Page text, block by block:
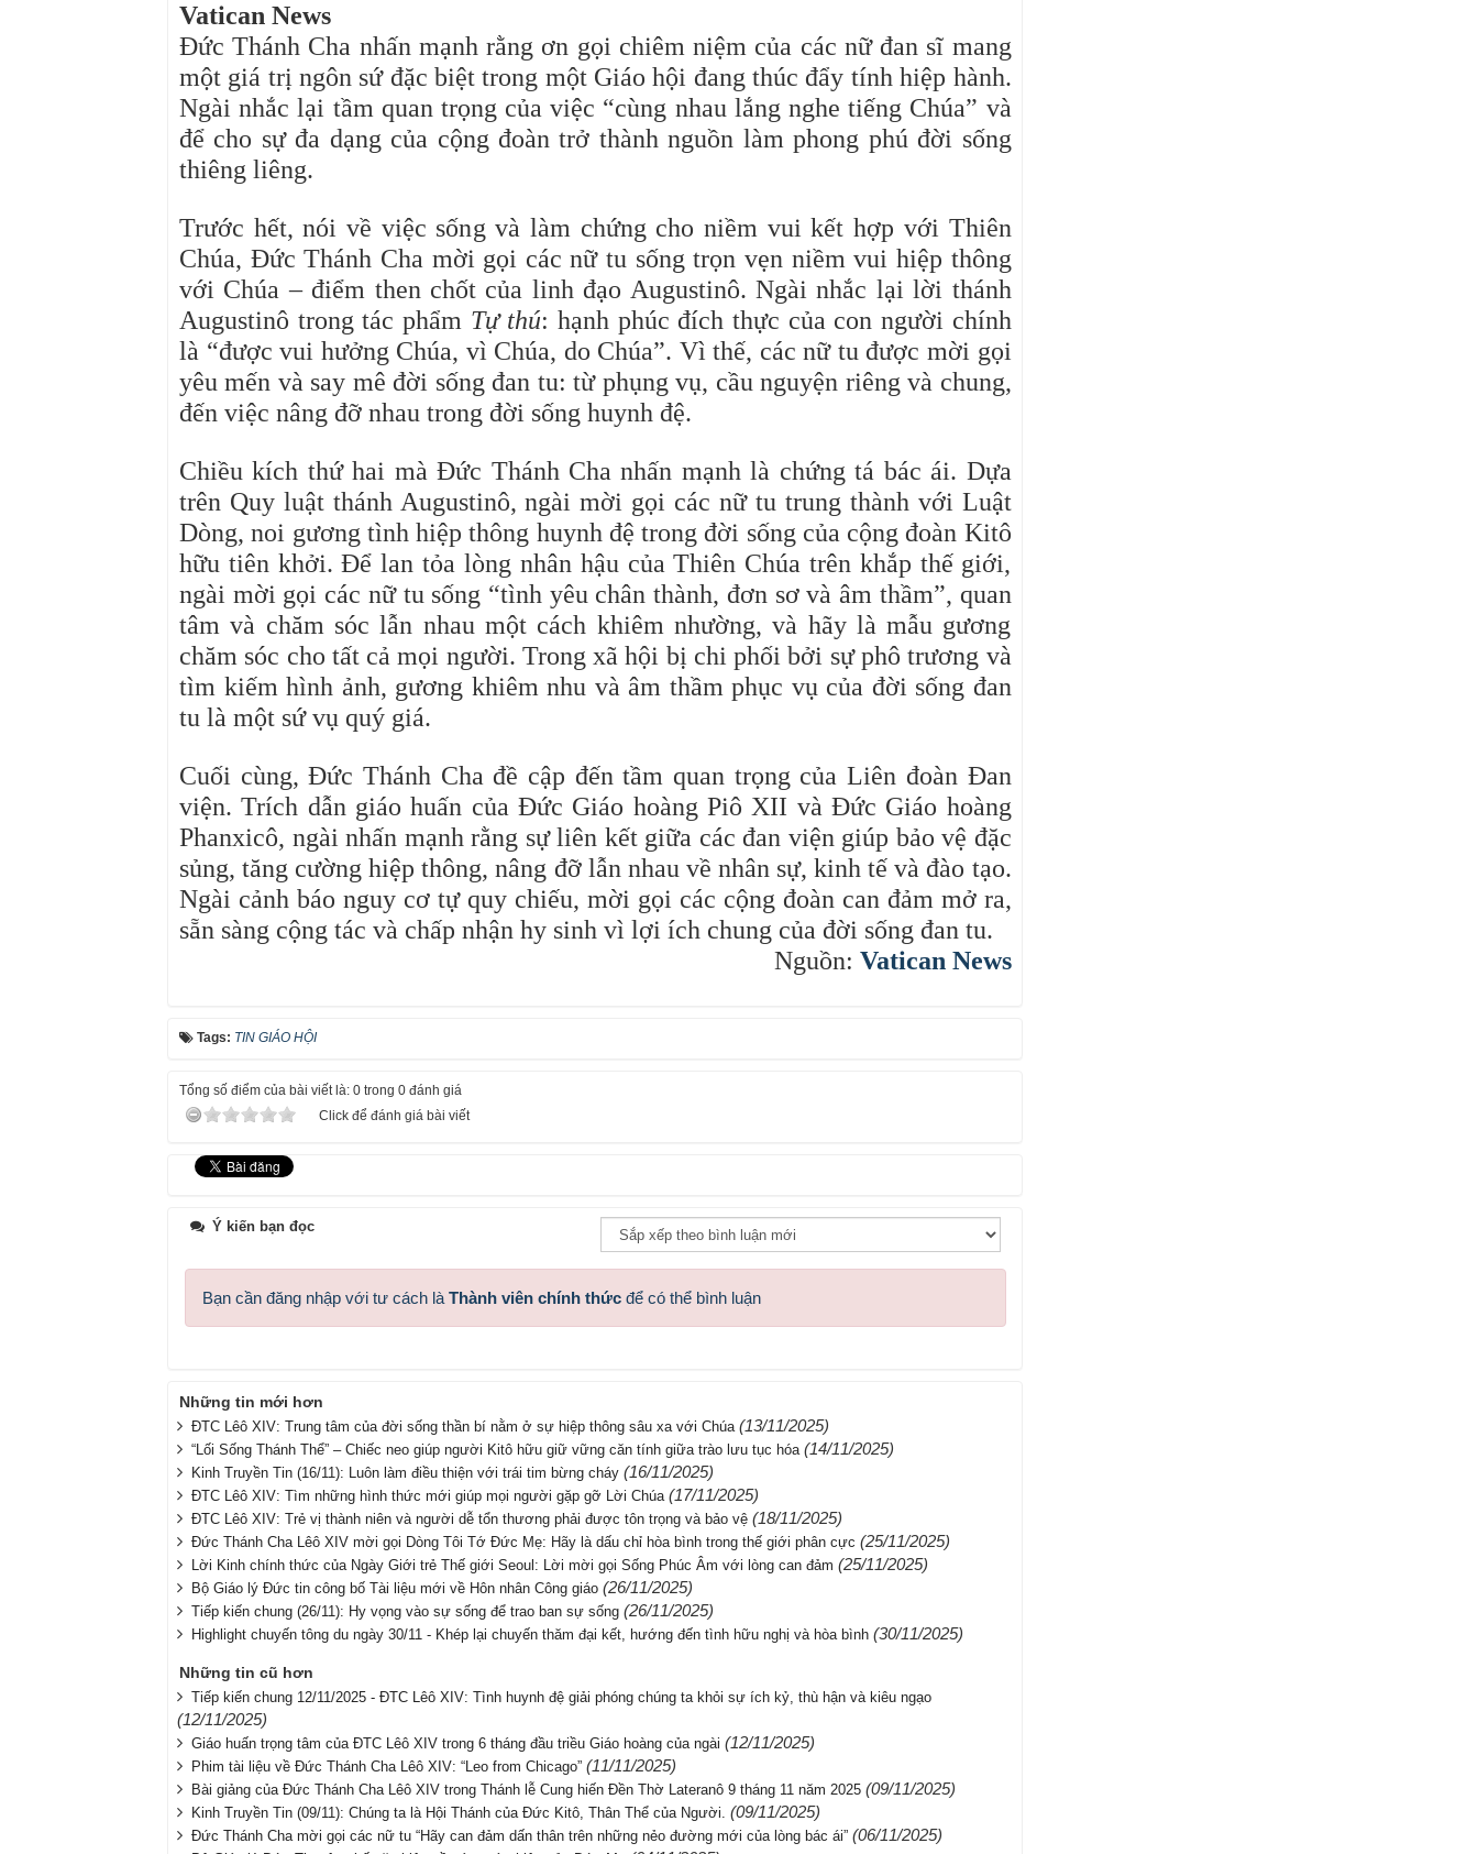
Vatican News
Đức Thánh Cha nhấn mạnh rằng ơn gọi chiêm niệm của các nữ đan sĩ mang
một giá trị ngôn sứ đặc biệt trong một Giáo hội đang thúc đẩy tính hiệp hành.
Ngài nhắc lại tầm quan trọng của việc “cùng nhau lắng nghe tiếng Chúa” và
để cho sự đa dạng của cộng đoàn trở thành nguồn làm phong phú đời sống
thiêng liêng.
Trước hết, nói về việc sống và làm chứng cho niềm vui kết hợp với Thiên
Chúa, Đức Thánh Cha mời gọi các nữ tu sống trọn vẹn niềm vui hiệp thông
với Chúa – điểm then chốt của linh đạo Augustinô. Ngài nhắc lại lời thánh
Augustinô trong tác phẩm Tự thú: hạnh phúc đích thực của con người chính
là “được vui hưởng Chúa, vì Chúa, do Chúa”. Vì thế, các nữ tu được mời gọi
yêu mến và say mê đời sống đan tu: từ phụng vụ, cầu nguyện riêng và chung,
đến việc nâng đỡ nhau trong đời sống huynh đệ.
Chiều kích thứ hai mà Đức Thánh Cha nhấn mạnh là chứng tá bác ái. Dựa
trên Quy luật thánh Augustinô, ngài mời gọi các nữ tu trung thành với Luật
Dòng, noi gương tình hiệp thông huynh đệ trong đời sống của cộng đoàn Kitô
hữu tiên khởi. Để lan tỏa lòng nhân hậu của Thiên Chúa trên khắp thế giới,
ngài mời gọi các nữ tu sống “tình yêu chân thành, đơn sơ và âm thầm”, quan
tâm và chăm sóc lẫn nhau một cách khiêm nhường, và hãy là mẫu gương
chăm sóc cho tất cả mọi người. Trong xã hội bị chi phối bởi sự phô trương và
tìm kiếm hình ảnh, gương khiêm nhu và âm thầm phục vụ của đời sống đan
tu là một sứ vụ quý giá.
Cuối cùng, Đức Thánh Cha đề cập đến tầm quan trọng của Liên đoàn Đan
viện. Trích dẫn giáo huấn của Đức Giáo hoàng Piô XII và Đức Giáo hoàng
Phanxicô, ngài nhấn mạnh rằng sự liên kết giữa các đan viện giúp bảo vệ đặc
sủng, tăng cường hiệp thông, nâng đỡ lẫn nhau về nhân sự, kinh tế và đào tạo.
Ngài cảnh báo nguy cơ tự quy chiếu, mời gọi các cộng đoàn can đảm mở ra,
sẵn sàng cộng tác và chấp nhận hy sinh vì lợi ích chung của đời sống đan tu.
Nguồn: Vatican News
Tags: TIN GIÁO HỘI
Tổng số điểm của bài viết là: 0 trong 0 đánh giá
Click để đánh giá bài viết
Ý kiến bạn đọc
Bạn cần đăng nhập với tư cách là Thành viên chính thức để có thể bình luận
Những tin mới hơn
ĐTC Lêô XIV: Trung tâm của đời sống thần bí nằm ở sự hiệp thông sâu xa với Chúa (13/11/2025)
“Lối Sống Thánh Thể” – Chiếc neo giúp người Kitô hữu giữ vững căn tính giữa trào lưu tục hóa (14/11/2025)
Kinh Truyền Tin (16/11): Luôn làm điều thiện với trái tim bừng cháy (16/11/2025)
ĐTC Lêô XIV: Tìm những hình thức mới giúp mọi người gặp gỡ Lời Chúa (17/11/2025)
ĐTC Lêô XIV: Trẻ vị thành niên và người dễ tổn thương phải được tôn trọng và bảo vệ (18/11/2025)
Đức Thánh Cha Lêô XIV mời gọi Dòng Tôi Tớ Đức Mẹ: Hãy là dấu chỉ hòa bình trong thế giới phân cực (25/11/2025)
Lời Kinh chính thức của Ngày Giới trẻ Thế giới Seoul: Lời mời gọi Sống Phúc Âm với lòng can đảm (25/11/2025)
Bộ Giáo lý Đức tin công bố Tài liệu mới về Hôn nhân Công giáo (26/11/2025)
Tiếp kiến chung (26/11): Hy vọng vào sự sống để trao ban sự sống (26/11/2025)
Highlight chuyến tông du ngày 30/11 - Khép lại chuyến thăm đại kết, hướng đến tình hữu nghị và hòa bình (30/11/2025)
Những tin cũ hơn
Tiếp kiến chung 12/11/2025 - ĐTC Lêô XIV: Tình huynh đệ giải phóng chúng ta khỏi sự ích kỷ, thù hận và kiêu ngạo
(12/11/2025)
Giáo huấn trọng tâm của ĐTC Lêô XIV trong 6 tháng đầu triều Giáo hoàng của ngài (12/11/2025)
Phim tài liệu về Đức Thánh Cha Lêô XIV: “Leo from Chicago” (11/11/2025)
Bài giảng của Đức Thánh Cha Lêô XIV trong Thánh lễ Cung hiến Đền Thờ Lateranô 9 tháng 11 năm 2025 (09/11/2025)
Kinh Truyền Tin (09/11): Chúng ta là Hội Thánh của Đức Kitô, Thân Thể của Người. (09/11/2025)
Đức Thánh Cha mời gọi các nữ tu “Hãy can đảm dấn thân trên những nẻo đường mới của lòng bác ái” (06/11/2025)